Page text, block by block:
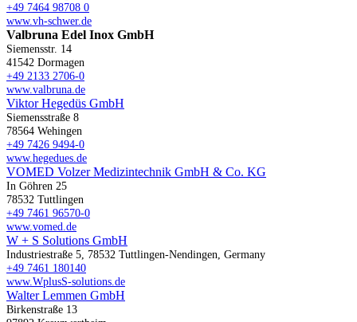
+49 7464 98708 0
www.vh-schwer.de
Valbruna Edel Inox GmbH
Siemensstr. 14
41542 Dormagen
+49 2133 2706-0
www.valbruna.de
Viktor Hegedüs GmbH
Siemensstraße 8
78564 Wehingen
+49 7426 9494-0
www.hegedues.de
VOMED Volzer Medizintechnik GmbH & Co. KG
In Göhren 25
78532 Tuttlingen
+49 7461 96570-0
www.vomed.de
W + S Solutions GmbH
Industriestraße 5, 78532 Tuttlingen-Nendingen, Germany
+49 7461 180140
www.WplusS-solutions.de
Walter Lemmen GmbH
Birkenstraße 13